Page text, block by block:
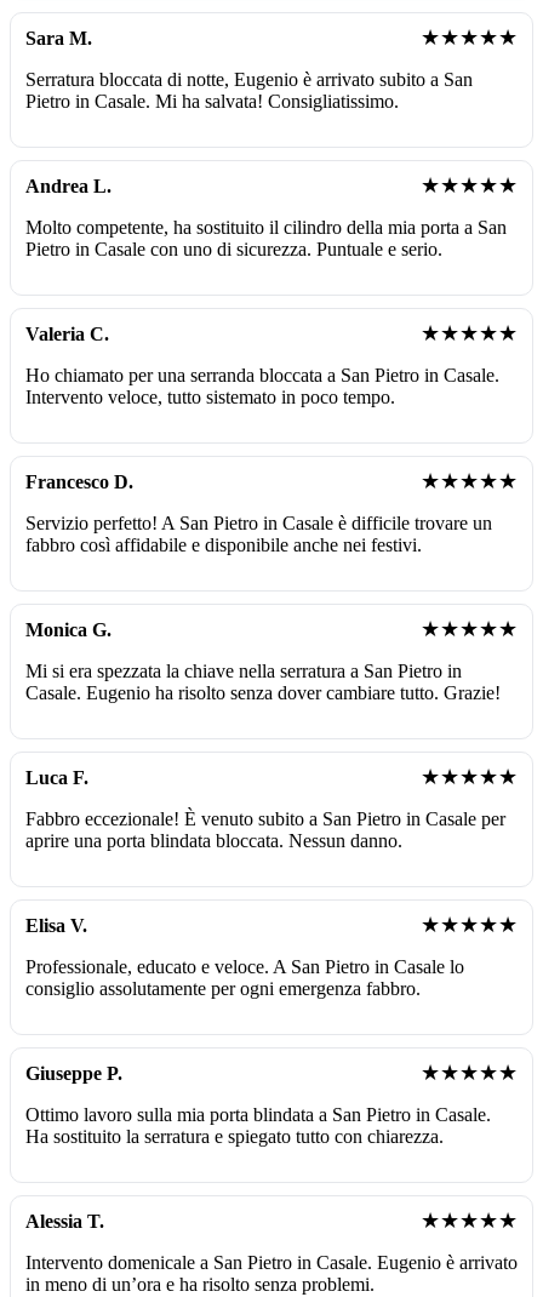
Sara M. ★★★★★
Serratura bloccata di notte, Eugenio è arrivato subito a San
Pietro in Casale. Mi ha salvata! Consigliatissimo.
Andrea L. ★★★★★
Molto competente, ha sostituito il cilindro della mia porta a San
Pietro in Casale con uno di sicurezza. Puntuale e serio.
Valeria C. ★★★★★
Ho chiamato per una serranda bloccata a San Pietro in Casale.
Intervento veloce, tutto sistemato in poco tempo.
Francesco D. ★★★★★
Servizio perfetto! A San Pietro in Casale è difficile trovare un
fabbro così affidabile e disponibile anche nei festivi.
Monica G. ★★★★★
Mi si era spezzata la chiave nella serratura a San Pietro in
Casale. Eugenio ha risolto senza dover cambiare tutto. Grazie!
Luca F. ★★★★★
Fabbro eccezionale! È venuto subito a San Pietro in Casale per
aprire una porta blindata bloccata. Nessun danno.
Elisa V. ★★★★★
Professionale, educato e veloce. A San Pietro in Casale lo
consiglio assolutamente per ogni emergenza fabbro.
Giuseppe P. ★★★★★
Ottimo lavoro sulla mia porta blindata a San Pietro in Casale.
Ha sostituito la serratura e spiegato tutto con chiarezza.
Alessia T. ★★★★★
Intervento domenicale a San Pietro in Casale. Eugenio è arrivato
in meno di un’ora e ha risolto senza problemi.